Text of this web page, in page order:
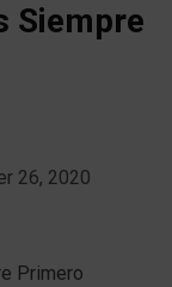
Siempre
26, 2020